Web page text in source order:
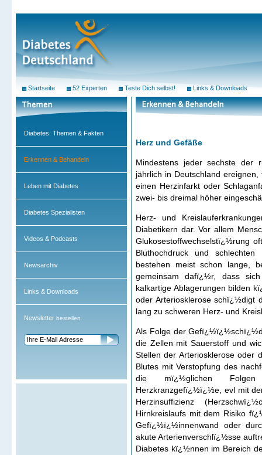
Herz und Gefäße
Mindestens jeder sechste der
jährlich in Deutschland
einen Herzinfarkt oder
zwei- bis dreimal höher
Herz- und
Diabetikern dar. Vor allem
Glukosestoffwechselstï¿½rung
Bluthochdruck und
bestehen meist schon lange,
gemeinsam dafï¿½r, dass
kalkartige Ablagerungen bilden
oder Arteriosklerose
lang zu schweren Herz- und
Als Folge der
die Zellen mit Sauerstoff und
Stellen der Arteriosklerose oder
Blutes mit Verstopfung des
die mï¿½glichen Folgen
Herzkranzgefï¿½ï¿½e, evl mit
Herzinsuffizienz
Hirnkreislaufs mit dem Risiko
Gefï¿½ï¿½innenwand oder
akute Arterienverschlï¿½sse
Diabetes kï¿½nnen im Bereich
Diabetes: Themen & Fakten
Erkennen & Behandeln
Leben mit Diabetes
Diabetes Spezialisten
Videos & Podcasts
Newsarchiv
Links & Downloads
Newsletter bestellen
Startseite 52 Experten Teste Dich selbst! Links & Downloads